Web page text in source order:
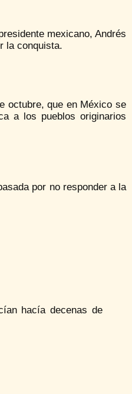
mexicano, Andrés
la conquista.
octubre, que en México se
a los pueblos originarios
por no responder a la
hacía decenas de